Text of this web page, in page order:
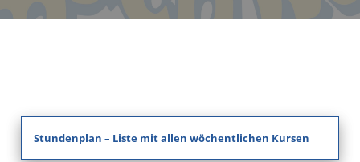
Stundenplan – Liste mit allen wöchentlichen Kursen